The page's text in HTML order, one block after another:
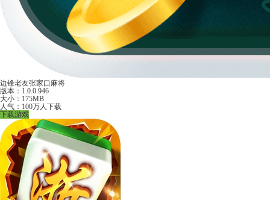
边锋老友张家口麻将
版本：1.0.0.946
大小：175MB
人气：100万人下载
下载游戏